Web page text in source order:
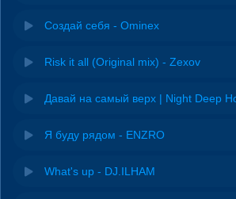
Создай себя - Ominex
Risk it all (Original mix) - Zexov
Давай на самый верх | Night Deep
Я буду рядом - ENZRO
What's up - DJ.ILHAM